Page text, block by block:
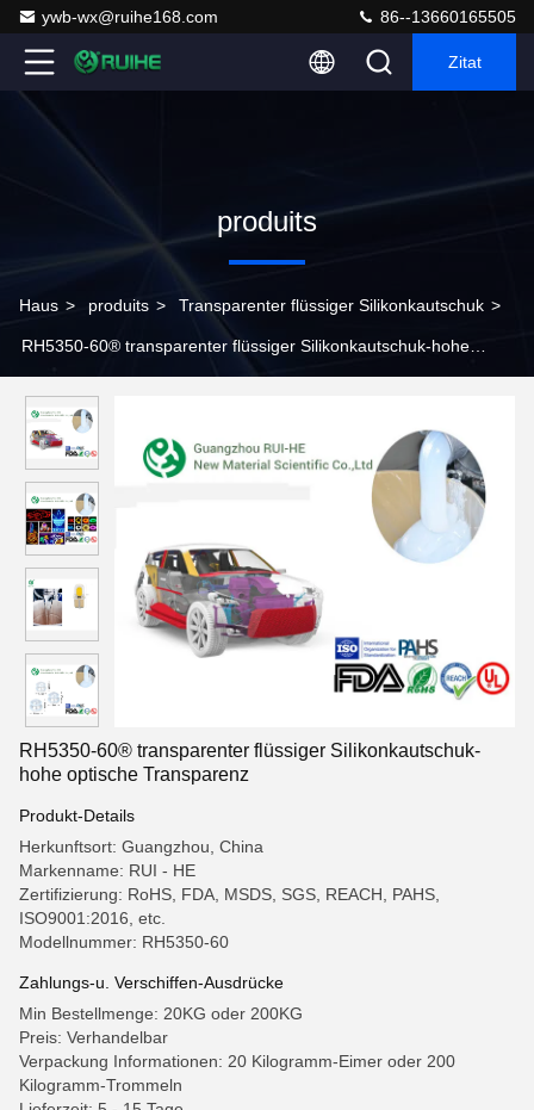
ywb-wx@ruihe168.com 86--13660165505
Zitat
produits
Haus > produits > Transparenter flüssiger Silikonkautschuk >
RH5350-60® transparenter flüssiger Silikonkautschuk-hohe
RH5350-60® transparenter flüssiger Silikonkautschuk-
hohe optische Transparenz
Produkt-Details
Herkunftsort: Guangzhou, China
Markenname: RUI - HE
Zertifizierung: RoHS, FDA, MSDS, SGS, REACH, PAHS,
ISO9001:2016, etc.
Modellnummer: RH5350-60
Zahlungs-u. Verschiffen-Ausdrücke
Min Bestellmenge: 20KG oder 200KG
Preis: Verhandelbar
Verpackung Informationen: 20 Kilogramm-Eimer oder 200
Kilogramm-Trommeln